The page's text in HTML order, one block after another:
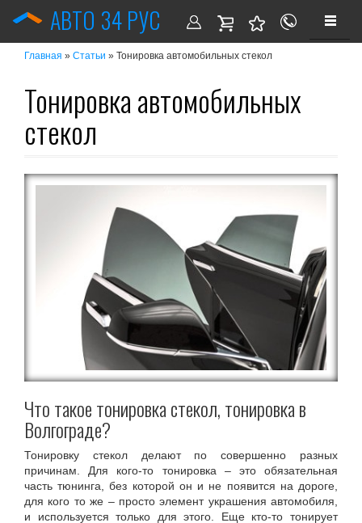
АВТО 34 РУС
Главная » Статьи » Тонировка автомобильных стекол
Тонировка автомобильных
стекол
Что такое тонировка стекол, тонировка в
Волгограде?
Тонировку стекол делают по совершенно разных
причинам. Для кого-то тонировка – это обязательная
часть тюнинга, без которой он и не появится на дороге,
для кого то же – просто элемент украшения автомобиля,
и используется только для этого. Еще кто-то тонирует